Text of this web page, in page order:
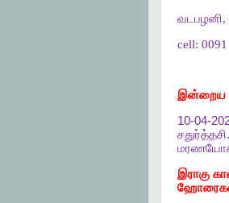
வடபழனி,
cell: 0091
இன்றைய
10-04-
சதுர்த்தசி.
இராகு